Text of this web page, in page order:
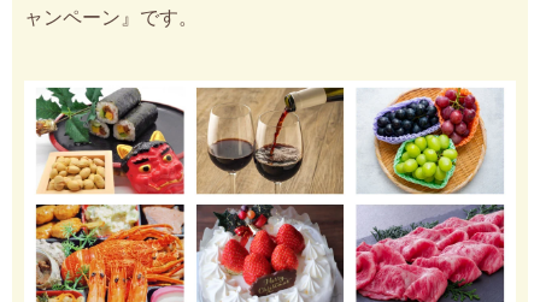
ャンペーン』です。